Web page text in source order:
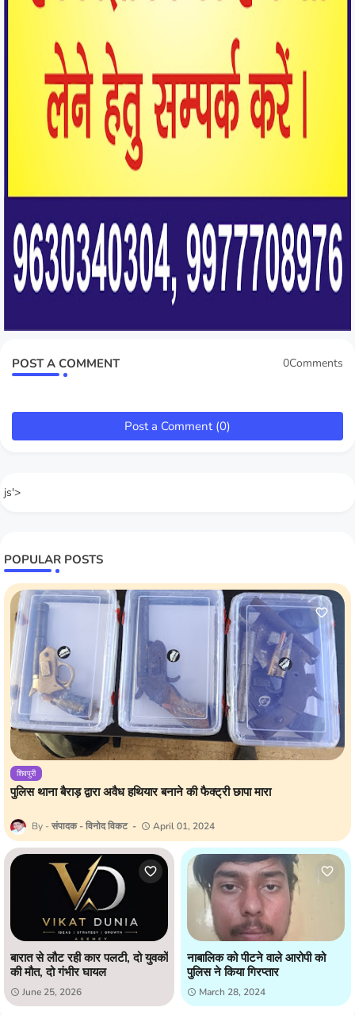
POST A COMMENT 0Comments
Post a Comment (0)
js'>
POPULAR POSTS
शिवपुरी
पुलिस थाना बैराड़ द्वारा अवैध हथियार बनाने की फैक्ट्री छापा मारा
संपादक - विनोद विकट April 01, 2024
बारात से लौट रही कार पलटी, दो युवकों
की मौत, दो गंभीर घायल
June 25, 2026
नाबालिक को पीटने वाले आरोपी को
पुलिस ने किया गिरप्तार
March 28, 2024